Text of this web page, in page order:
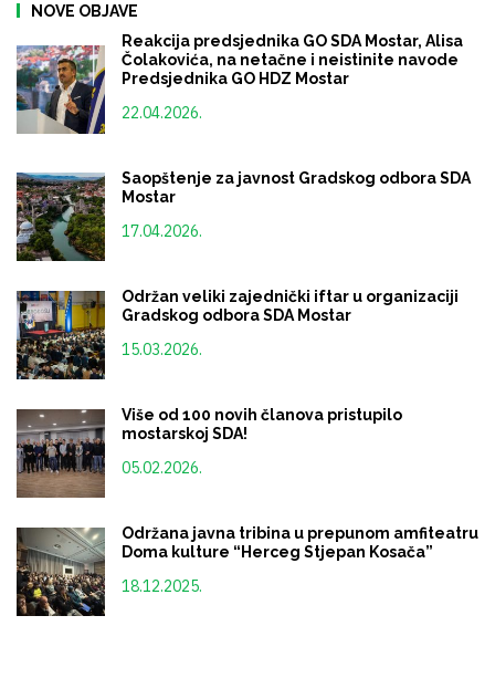
NOVE OBJAVE
Reakcija predsjednika GO SDA Mostar, Alisa
Čolakovića, na netačne i neistinite navode
Predsjednika GO HDZ Mostar
22.04.2026.
Saopštenje za javnost Gradskog odbora SDA
Mostar
17.04.2026.
Održan veliki zajednički iftar u organizaciji
Gradskog odbora SDA Mostar
15.03.2026.
Više od 100 novih članova pristupilo
mostarskoj SDA!
05.02.2026.
Održana javna tribina u prepunom amfiteatru
Doma kulture “Herceg Stjepan Kosača”
18.12.2025.